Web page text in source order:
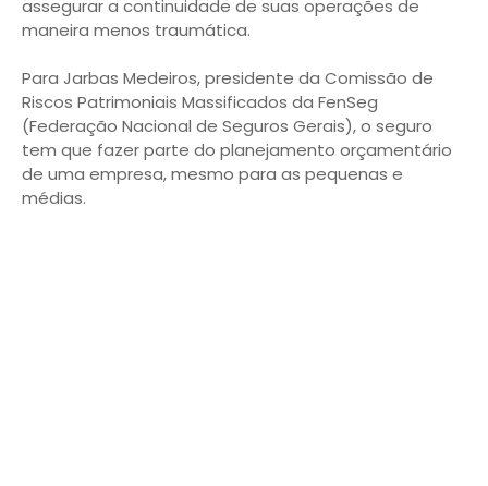
assegurar a continuidade de suas operações de
maneira menos traumática.
Para Jarbas Medeiros, presidente da Comissão de
Riscos Patrimoniais Massificados da FenSeg
(Federação Nacional de Seguros Gerais), o seguro
tem que fazer parte do planejamento orçamentário
de uma empresa, mesmo para as pequenas e
médias.